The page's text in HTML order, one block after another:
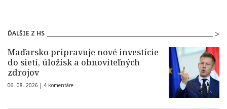
ĎALŠIE Z HS
Maďarsko pripravuje nové investície
do sietí, úložísk a obnoviteľných
zdrojov
06. 08. 2026 | 4 komentáre